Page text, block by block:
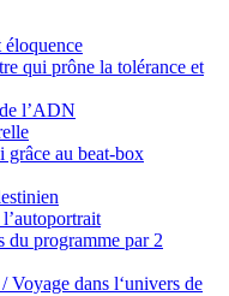
éloquence
qui prône la tolérance et
l’ADN
grâce au beat-box
du programme par 2
Voyage dans l‘univers de